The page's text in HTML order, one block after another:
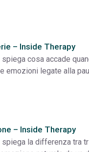
– Inside Therapy
cosa accade
emozioni legate alla
– Inside Therapy
spiega la differenza tra